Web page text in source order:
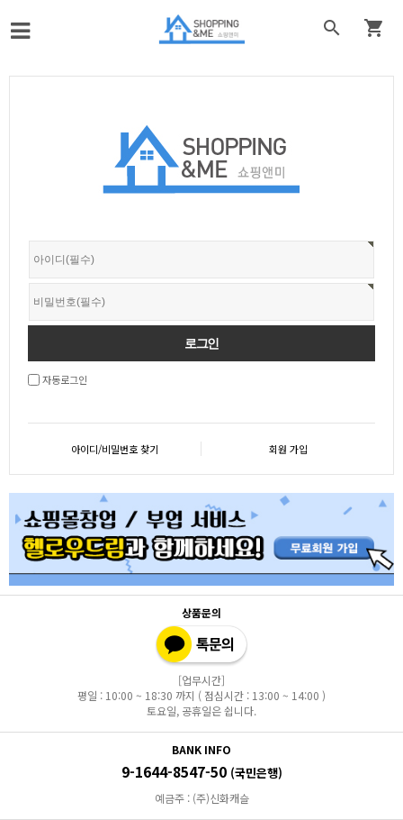
 
자동로그인
아이디/비밀번호 찾기 회원 가입
상품문의
[업무시간]
평일 : 10:00 ~ 18:30 까지 ( 점심시간 : 13:00 ~ 14:00 )
토요일, 공휴일은 쉽니다.
BANK INFO
9-1644-8547-50 (국민은행)
예금주 : (주)신화캐슬